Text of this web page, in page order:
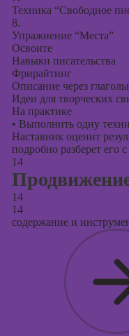
Техника “Свободное
8.
Упражнение “Места”
Освоите
Навыки писательства
Фрирайтинг
Описание через глаголы
Идеи для творческих
На практике
• Выполнить одну
Наставник оценит
подробно разберет его
14
14
14
содержание и